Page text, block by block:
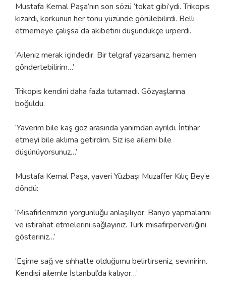
Mustafa Kemal Paşa’nın son sözü ‘tokat gibi’ydi. Trikopis
kızardı, korkunun her tonu yüzünde görülebilirdi. Belli
etmemeye çalışsa da akıbetini düşündükçe ürperdi.
‘Aileniz merak içindedir. Bir telgraf yazarsanız, hemen
göndertebilirim…’
Trikopis kendini daha fazla tutamadı. Gözyaşlarına
boğuldu.
‘Yaverim bile kaş göz arasında yanımdan ayrıldı. İntihar
etmeyi bile aklıma getirdim. Siz ise ailemi bile
düşünüyorsunuz…’
Mustafa Kemal Paşa, yaveri Yüzbaşı Muzaffer Kılıç Bey’e
döndü:
‘Misafirlerimizin yorgunluğu anlaşılıyor. Banyo yapmalarını
ve istirahat etmelerini sağlayınız. Türk misafirperverliğini
gösteriniz…’
‘Eşime sağ ve sıhhatte olduğumu belirtirseniz, sevinirim.
Kendisi ailemle İstanbul’da kalıyor…’